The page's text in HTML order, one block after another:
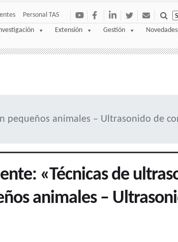
Personal TAS
Extensión Gestión Novedades
pequeños animales – Ultrasonido de
«Técnicas de
animales –